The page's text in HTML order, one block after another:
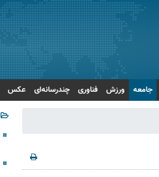
جامعه ورزش فناوری چندرسانه‌ای عکس